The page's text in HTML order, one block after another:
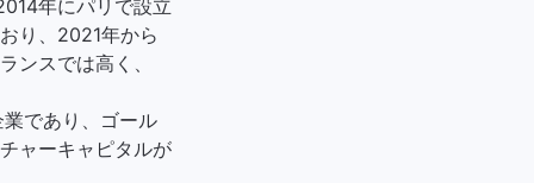
年にパリで設立
り、2021年から
ンスでは高く、
であり、ゴール
ャーキャピタルが